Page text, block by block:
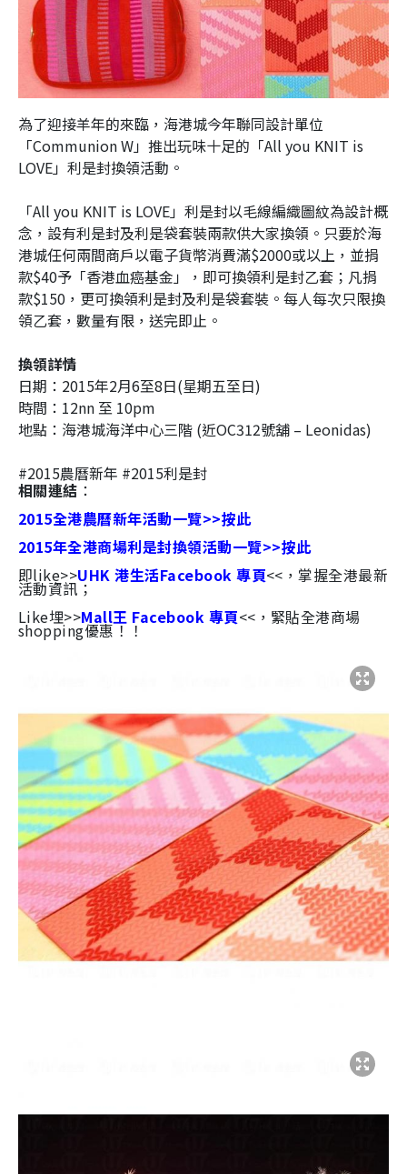
為了迎接羊年的來臨， 海港城今年聯同設計單位
「Communion W」推出玩味十足的 「All you KNIT is
LOVE」 利是封換領活動。
「All you KNIT is LOVE」利是封以毛線編織圖紋為設計概
念，設有利是封及利是袋套裝兩款供大家換領。 只要於海
港城任何兩間商戶以電子貨幣消費滿$2000或以上，並捐
款$40予「香港血癌基金」，即可換領利是封乙套；凡捐
款$150，更可換領利是封及利是袋套裝。每人每次只限換
領乙套，數量有限，送完即止。
換領詳情
日期：2015年2月6至8日(星期五至日)
時間：12nn 至 10pm
地點：海港城海洋中心三階 (近OC312號舖 – Leonidas)
#2015農曆新年 #2015利是封
相關連結 ：
2015全港農曆新年活動一覽>>按此
2015年全港商場利是封換領活動一覽>>按此
即like>>UHK 港生活Facebook 專頁<<，掌握全港最新
活動資訊；
Like埋>>Mall王 Facebook 專頁<<，緊貼全港商場
shopping優惠！！